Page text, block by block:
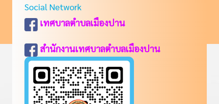
Social Network
เทศบาลตำบลเมืองปาน
สำนักงานเทศบาลตำบลเมืองปาน